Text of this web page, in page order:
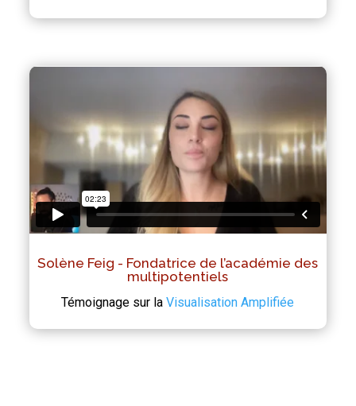
Solène Feig - Fondatrice de l’académie des
multipotentiels
Témoignage sur laVisualisation Amplifiée